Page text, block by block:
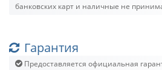
банковских карт и наличные не
Гарантия
Предоставляется официальная